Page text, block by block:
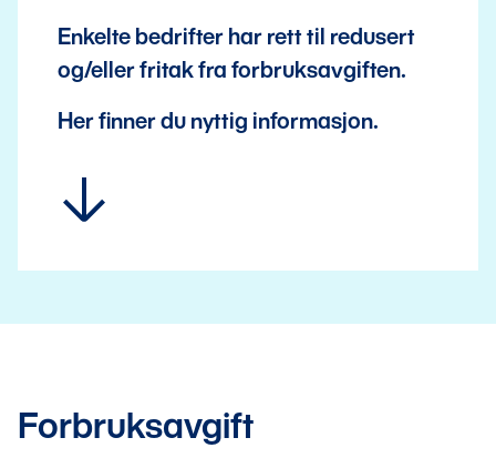
Enkelte bedrifter har rett til redusert
og/eller fritak fra forbruksavgiften.
Her finner du nyttig informasjon.
Forbruksavgift